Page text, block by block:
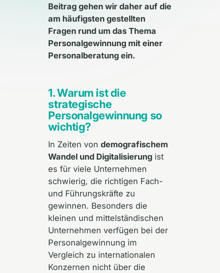
Beitrag gehen wir daher auf die
am häufigsten gestellten
Fragen rund um das Thema
Personalgewinnung mit einer
Personalberatung ein.
1. Warum ist die
strategische
Personalgewinnung so
wichtig?
In Zeiten vondemografischem
Wandel und Digitalisierung ist
es für viele Unternehmen
schwierig, die richtigen Fach-
und Führungskräfte zu
gewinnen. Besonders die
kleinen und mittelständischen
Unternehmen verfügen bei der
Personalgewinnung im
Vergleich zu internationalen
Konzernen nicht über die